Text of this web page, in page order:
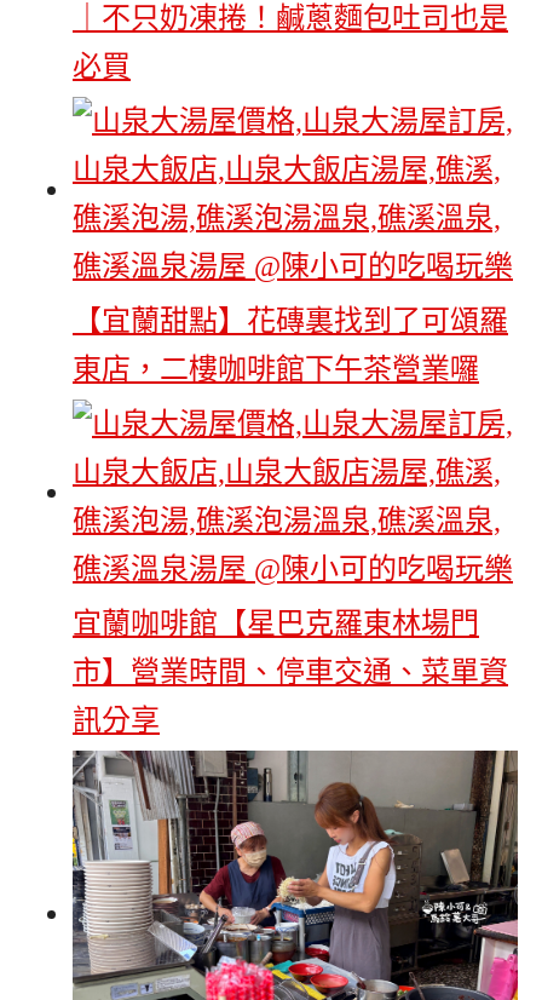
｜不只奶凍捲！鹹蔥麵包吐司也是
必買
【宜蘭甜點】花磚裏找到了可頌羅
東店，二樓咖啡館下午茶營業囉
宜蘭咖啡館【星巴克羅東林場門
市】營業時間、停車交通、菜單資
訊分享